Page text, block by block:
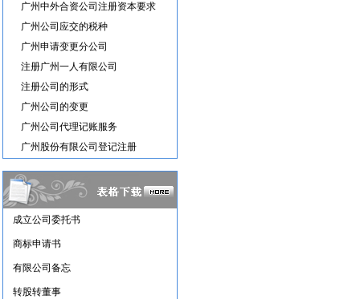
广州中外合资公司注册资本要求
广州公司应交的税种
广州申请变更分公司
注册广州一人有限公司
注册公司的形式
广州公司的变更
广州公司代理记账服务
广州股份有限公司登记注册
成立公司委托书
商标申请书
有限公司备忘
转股转董事